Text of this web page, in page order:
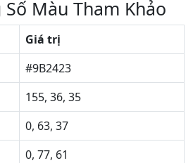
Màu Tham Khảo
Giá trị
#9B2423
155, 36, 35
0, 63, 37
0, 77, 61